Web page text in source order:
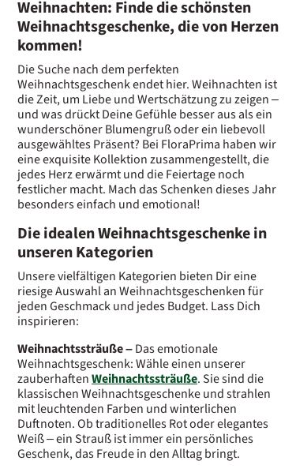
Weihnachten: Finde die schönsten
Weihnachtsgeschenke, die von Herzen
kommen!
Die Suche nach dem perfekten
Weihnachtsgeschenk endet hier. Weihnachten ist
die Zeit, um Liebe und Wertschätzung zu zeigen –
und was drückt Deine Gefühle besser aus als ein
wunderschöner Blumengruß oder ein liebevoll
ausgewähltes Präsent? Bei FloraPrima haben wir
eine exquisite Kollektion zusammengestellt, die
jedes Herz erwärmt und die Feiertage noch
festlicher macht. Mach das Schenken dieses Jahr
besonders einfach und emotional!
Die idealen Weihnachtsgeschenke in
unseren Kategorien
Unsere vielfältigen Kategorien bieten Dir eine
riesige Auswahl an Weihnachtsgeschenken für
jeden Geschmack und jedes Budget. Lass Dich
inspirieren:
Weihnachtssträuße –Das emotionale
Weihnachtsgeschenk: Wähle einen unserer
zauberhaftenWeihnachtssträuße. Sie sind die
klassischen Weihnachtsgeschenke und strahlen
mit leuchtenden Farben und winterlichen
Duftnoten. Ob traditionelles Rot oder elegantes
Weiß – ein Strauß ist immer ein persönliches
Geschenk, das Freude in den Alltag bringt.